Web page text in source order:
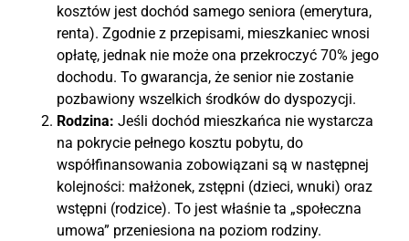
kosztów jest dochód samego seniora (emerytura,
renta). Zgodnie z przepisami, mieszkaniec wnosi
opłatę, jednak nie może ona przekroczyć 70% jego
dochodu. To gwarancja, że senior nie zostanie
pozbawiony wszelkich środków do dyspozycji.
Rodzina: Jeśli dochód mieszkańca nie wystarcza
na pokrycie pełnego kosztu pobytu, do
współfinansowania zobowiązani są w następnej
kolejności: małżonek, zstępni (dzieci, wnuki) oraz
wstępni (rodzice). To jest właśnie ta „społeczna
umowa” przeniesiona na poziom rodziny.